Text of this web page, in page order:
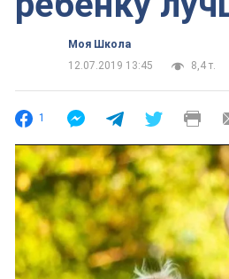
Моя Школа
12.07.2019 13:45
8,4 т.
1